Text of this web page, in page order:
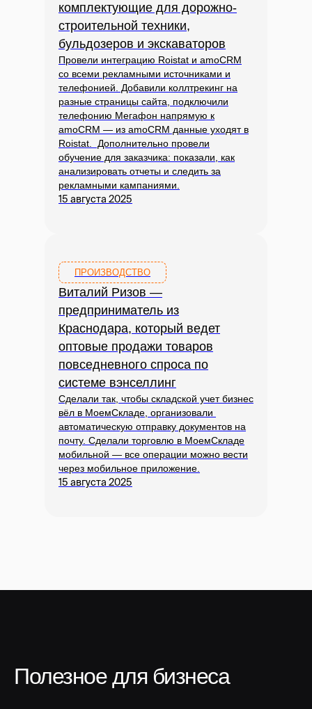
комплектующие для дорожно-
строительной техники,
бульдозеров и экскаваторов
Провели интеграцию Roistat и amoCRM
со всеми рекламными источниками и
телефонией. Добавили коллтрекинг на
разные страницы сайта, подключили
телефонию Мегафон напрямую к
amoCRM — из amoCRM данные уходят в
Roistat. Дополнительно провели
обучение для заказчика: показали, как
анализировать отчеты и следить за
рекламными кампаниями.
15 августа 2025
ПРОИЗВОДСТВО
Виталий Ризов —
предприниматель из
Краснодара, который ведет
оптовые продажи товаров
повседневного спроса по
системе вэнселлинг
Сделали так, чтобы складской учет бизнес
вёл в МоемСкладе, организовали
автоматическую отправку документов на
почту. Сделали торговлю в МоемСкладе
мобильной — все операции можно вести
через мобильное приложение.
15 августа 2025
Полезное для бизнеса